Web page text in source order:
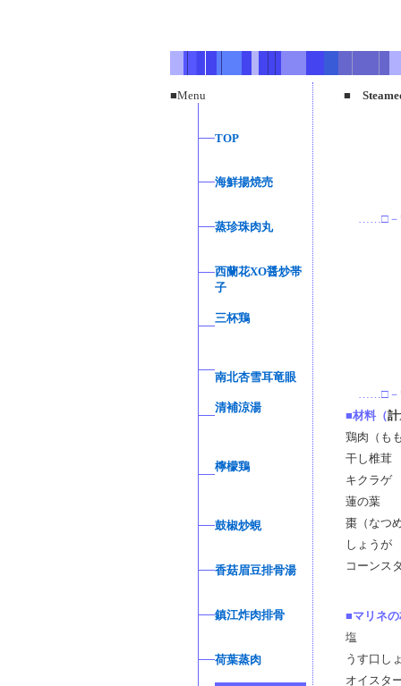
■Menu
TOP
海鮮揚焼売
蒸珍珠肉丸
西蘭花XO醤炒帯
子
三杯鶏
南北杏雪耳竜眼
清補涼湯
檸檬鶏
鼓椒炒蜆
香菇眉豆排骨湯
鎮江炸肉排骨
荷葉蒸肉
■
……□
……□
■材料（
鶏肉（も
干し椎
キクラ
蓮の葉
棗（なつ
しょうが
コーンス
■マリネ
塩
うす口し
オイスタ